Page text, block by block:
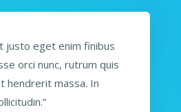
justo eget enim finibus
orci nunc, rutrum quis
hendrerit massa. In